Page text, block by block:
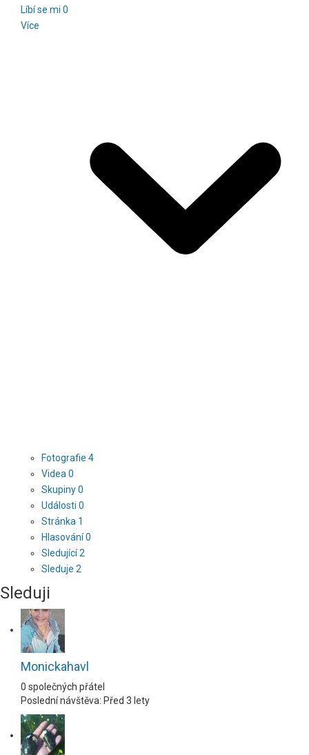
Líbí se mi 0
Více
Fotografie 4
Videa 0
Skupiny0
Události 0
Stránka 1
Hlasování0
Sledující2
Sleduje 2
Sleduji
Monickahavl
0 společných přátel
Poslední návštěva: Před 3 lety